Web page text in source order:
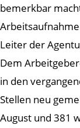
bemerkbar
Leiter der
Dem
in den
Stellen neu
August und 381